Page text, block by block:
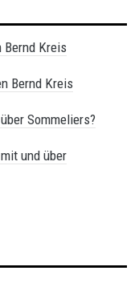
Kreis
Bernd Kreis
Sommeliers?
und über